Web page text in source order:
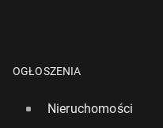
OGŁOSZENIA
Nieruchomości